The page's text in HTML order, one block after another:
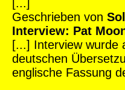
[...]
Geschrieben von
Interview: Pat
[...] Interview wurde
deutschen
englische Fassung